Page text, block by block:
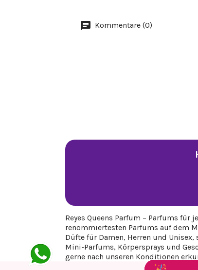
Kommentare (0)
Reyes Queens Parfum – Parfums
renommiertesten Parfums auf dem
Düfte für Damen, Herren und
Mini-Parfums, Körpersprays und
gerne nach unseren Konditionen